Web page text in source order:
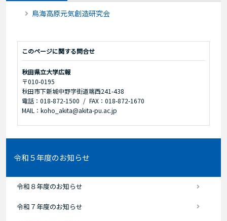
鳥海高原元気創造研究会
このページに関する問合せ
秋田県立大学広報
〒010-0195
秋田市下新城中野字街道端西241-438
電話：018-872-1500
FAX：018-872-1670
MAIL：koho_akita@akita-pu.ac.jp
令和５年度のお知らせ
令和８年度のお知らせ
令和７年度のお知らせ